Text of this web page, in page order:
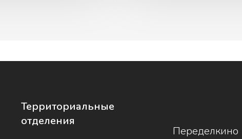
Территориальные
отделения
Переделкино